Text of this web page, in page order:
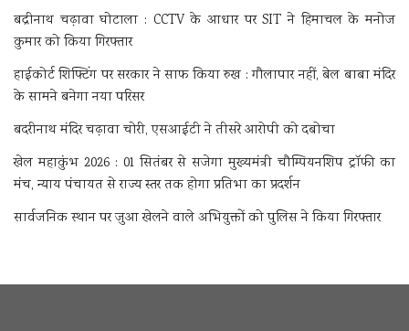
बद्रीनाथ चढ़ावा घोटाला : CCTV के आधार पर SIT ने हिमाचल के मनोज
कुमार को किया गिरफ्तार
हाईकोर्ट शिफ्टिंग पर सरकार ने साफ किया रुख : गौलापार नहीं, बेल बाबा मंदिर
के सामने बनेगा नया परिसर
बदरीनाथ मंदिर चढ़ावा चोरी, एसआईटी ने तीसरे आरोपी को दबोचा
खेल महाकुंभ 2026 : 01 सितंबर से सजेगा मुख्यमंत्री चौम्पियनशिप ट्रॉफी का
मंच, न्याय पंचायत से राज्य स्तर तक होगा प्रतिभा का प्रदर्शन
सार्वजनिक स्थान पर जुआ खेलने वाले अभियुक्तों को पुलिस ने किया गिरफ्तार